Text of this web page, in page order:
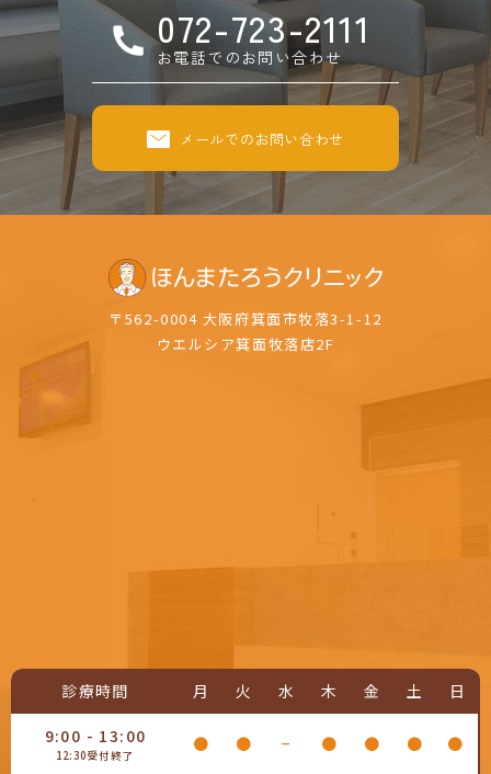
072-723-2111
お電話でのお問い合わせ
メールでのお問い合わせ
〒562-0004 大阪府箕面市牧落3-1-12
ウエルシア箕面牧落店2F
診療時間 月 火 水 木 金 土 日
9:00 - 13:00
12:30受付終了
● ● − ● ● ● ●